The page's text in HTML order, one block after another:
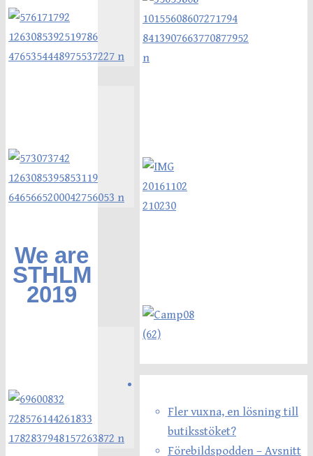
We are
STHLM
2019
Fler vuxna, en lösning till
butiksstöket?
Förebildspodden – Avsnitt